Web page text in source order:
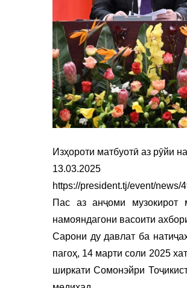
Изҳороти матбуотӣ аз рӯйи
13.03.2025
https://president.tj/event/news/
Пас аз анҷоми
намояндагони васоити
Сарони ду давлат ба
пагоҳ, 14 марти соли 2025
ширкати Сомонэйри